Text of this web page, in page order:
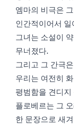
엠마의 비극은
인간적이어서 일
그녀는 소설이
무너졌다.
그리고 그 간극
우리는 여전히
평범함을 견디지
플로베르는 그
한 문장으로 새